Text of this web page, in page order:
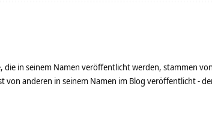
die in seinem Namen veröffentlicht werden, stammen
anderen in seinem Namen im Blog veröffentlicht -